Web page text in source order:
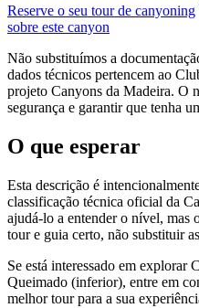
Reserve o seu tour de canyoning
sobre este canyon
Não substituímos a
dados técnicos pertencem ao
projeto Canyons da Madeira. O
segurança e garantir que tenha
O que esperar
Esta descrição é
classificação técnica oficial da
ajudá-lo a entender o nível, mas
tour e guia certo, não substituir
Se está interessado em explorar
Queimado (inferior), entre em
melhor tour para a sua